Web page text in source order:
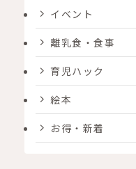
イベント
離乳食・食事
育児ハック
絵本
お得・新着